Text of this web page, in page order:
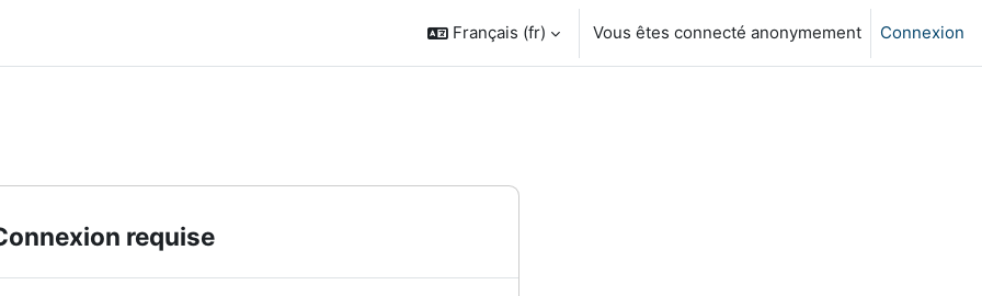
Français ‎(fr)‎ Vous êtes connecté anonymement Connexion
requise